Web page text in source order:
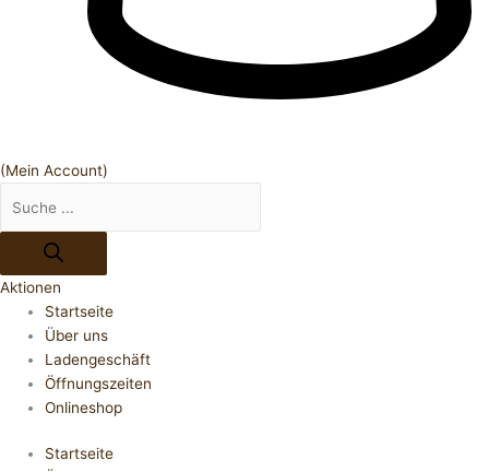
(Mein Account)
Aktionen
Startseite
Über uns
Ladengeschäft
Öffnungszeiten
Onlineshop
Startseite